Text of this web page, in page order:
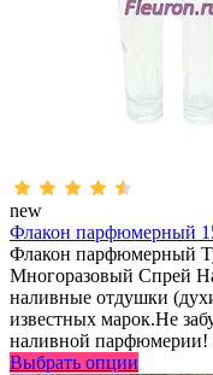
new
Флакон парфюмерный
Флакон парфюмерный
Многоразовый Спрей
наливные отдушки
известных марок.Не
наливной парфюмерии!
Выбрать опции